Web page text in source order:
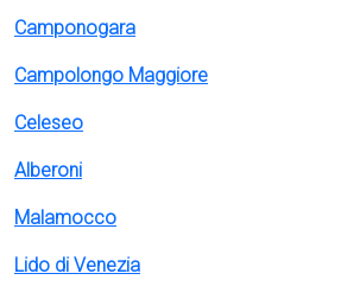
Camponogara
Campolongo Maggiore
Celeseo
Alberoni
Malamocco
Lido di Venezia